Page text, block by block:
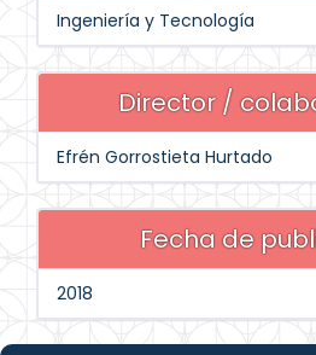
Ingeniería y Tecnología
Director /
Efrén Gorrostieta Hurtado
Fecha de
2018